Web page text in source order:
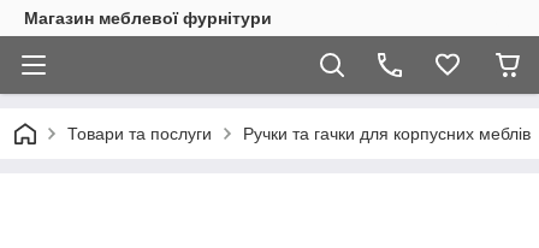
Магазин меблевої фурнітури
Товари та послуги Ручки та гачки для корпусних меблів